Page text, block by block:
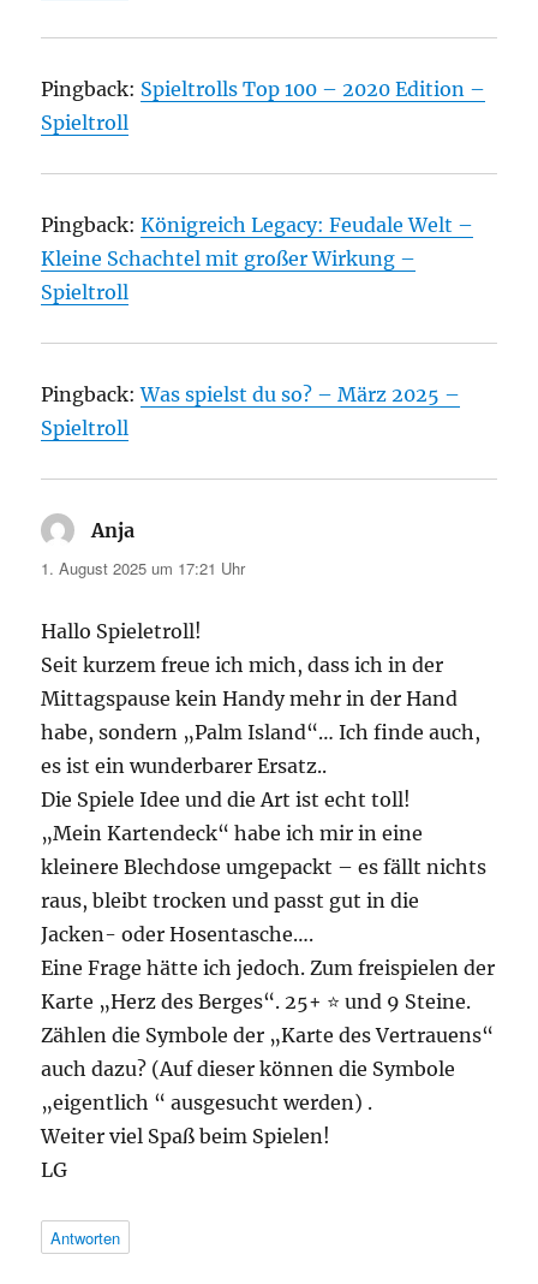
Pingback: Spieltrolls Top 100 – 2020 Edition –
Spieltroll
Pingback:Königreich Legacy: Feudale Welt –
Kleine Schachtel mit großer Wirkung –
Spieltroll
Pingback:Was spielst du so? – März 2025 –
Spieltroll
Anja
1. August 2025 um 17:21 Uhr
Hallo Spieletroll!
Seit kurzem freue ich mich, dass ich in der
Mittagspause kein Handy mehr in der Hand
habe, sondern „Palm Island“… Ich finde auch,
es ist ein wunderbarer Ersatz..
Die Spiele Idee und die Art ist echt toll!
„Mein Kartendeck“ habe ich mir in eine
kleinere Blechdose umgepackt – es fällt nichts
raus, bleibt trocken und passt gut in die
Jacken- oder Hosentasche….
Eine Frage hätte ich jedoch. Zum freispielen der
Karte „Herz des Berges“. 25+ ⭐️ und 9 Steine.
Zählen die Symbole der „Karte des Vertrauens“
auch dazu? (Auf dieser können die Symbole
„eigentlich “ ausgesucht werden) .
Weiter viel Spaß beim Spielen!
LG
Antworten